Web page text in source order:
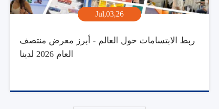
Jul,03,26
ربط الابتسامات حول العالم - أبرز معرض منتصف
العام 2026 لدينا